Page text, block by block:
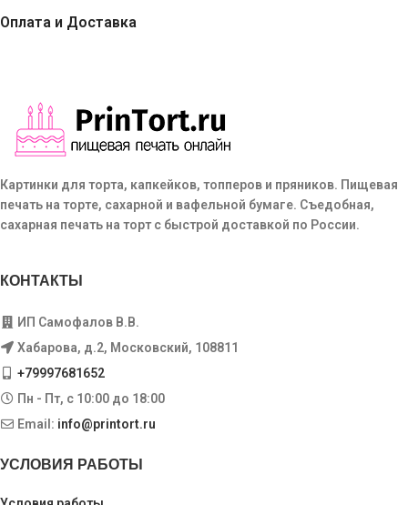
Оплата и Доставка
Картинки для торта, капкейков, топперов и пряников. Пищевая
печать на торте, сахарной и вафельной бумаге. Съедобная,
сахарная печать на торт с быстрой доставкой по России.
КОНТАКТЫ
ИП Самофалов В.В.
Хабарова, д.2, Московский, 108811
+79997681652
Пн - Пт, с 10:00 до 18:00
Email: info@printort.ru
УСЛОВИЯ РАБОТЫ